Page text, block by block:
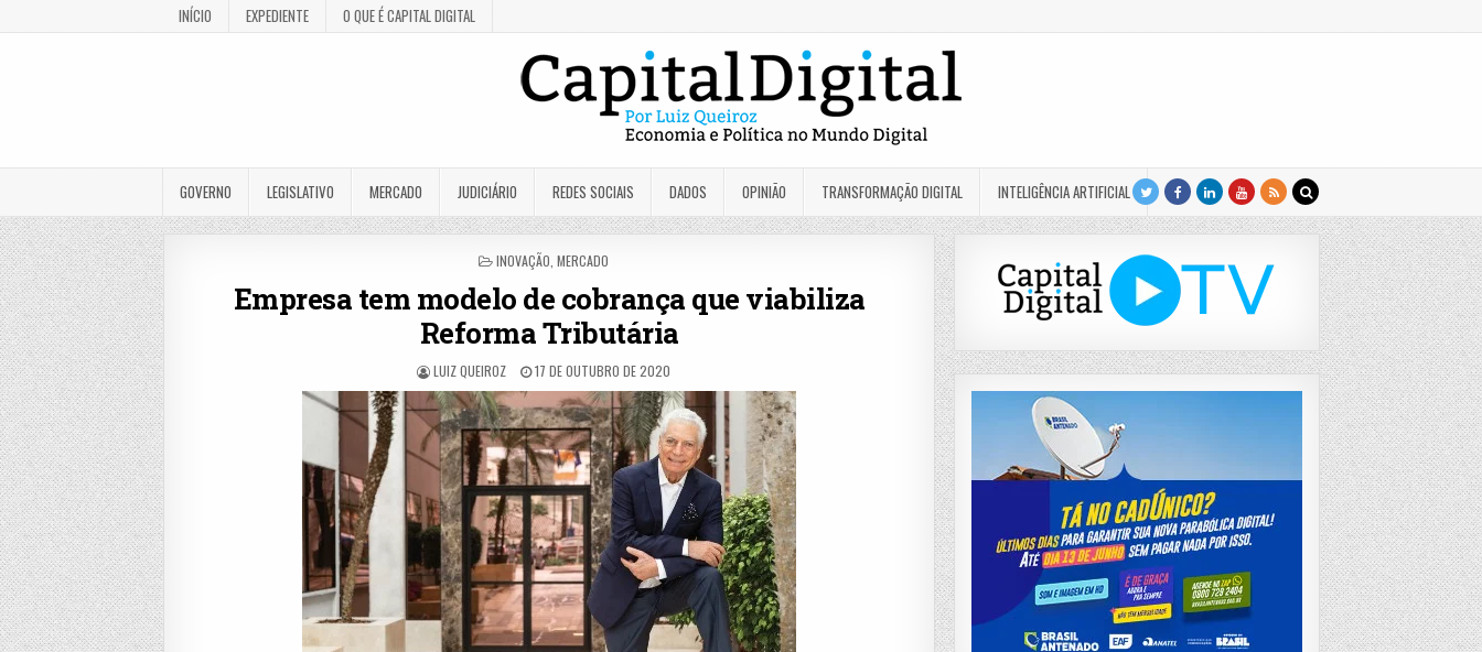
INÍCIO EXPEDIENTE O QUE É CAPITAL DIGITAL
GOVERNO LEGISLATIVO MERCADO JUDICIÁRIO REDES SOCIAIS DADOS OPINIÃO TRANSFORMAÇÃO DIGITAL INTELIGÊNCIA ARTIFICIAL
POSTED
INOVAÇÃO ,MERCADO
Empresa tem modelo de cobrança que viabiliza
Reforma Tributária
LUIZ QUEIROZ 17 DE OUTUBRO DE 2020